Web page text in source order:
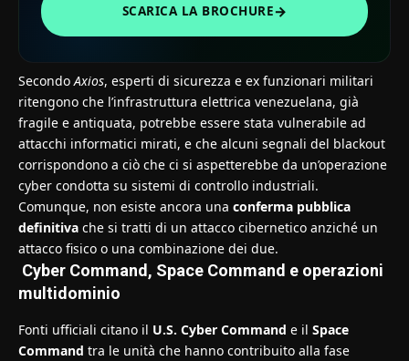
SCARICA LA BROCHURE→
Secondo Axios, esperti di sicurezza e ex funzionari militari
ritengono che l’infrastruttura elettrica venezuelana, già
fragile e antiquata, potrebbe essere stata vulnerabile ad
attacchi informatici mirati, e che alcuni segnali del blackout
corrispondono a ciò che ci si aspetterebbe da un’operazione
cyber condotta su sistemi di controllo industriali.
Comunque, non esiste ancora una conferma pubblica
definitiva che si tratti di un attacco cibernetico anziché un
attacco fisico o una combinazione dei due.
Cyber Command, Space Command e operazioni
multidominio
Fonti ufficiali citano il U.S. Cyber Command e il Space
Command tra le unità che hanno contribuito alla fase